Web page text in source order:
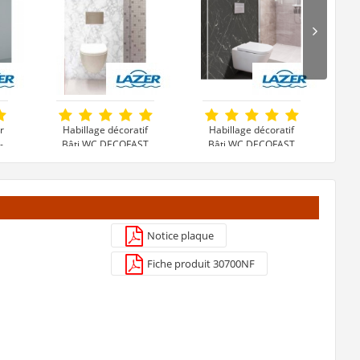
Habillage décoratif
Bâti WC DECOFAST
390 €
Voir le produit
Habillage décoratif
Bâti WC DECOFAST
390 €
Notice plaque
Fiche produit 30700NF